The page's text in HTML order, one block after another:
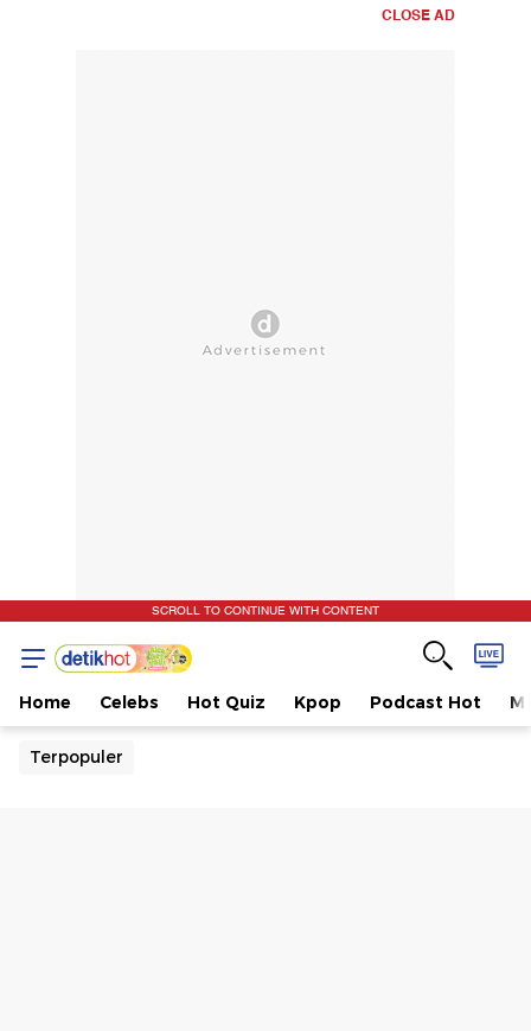
CLOSE AD
SCROLL TO CONTINUE WITH CONTENT
Home Celebs Hot Quiz Kpop Podcast Hot
Terpopuler